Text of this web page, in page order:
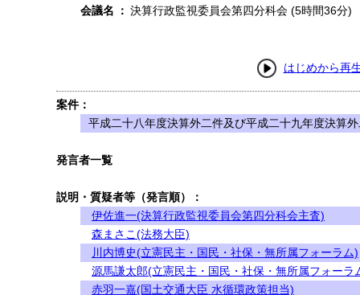
会議名
： 決算行政監視委員会第四分科会 (5時間36分)
はじめから再
案件：
平成二十八年度決算外二件及び平成二十九年度決算
発言者一覧
説明・質疑者等（発言順）：
伊佐進一(決算行政監視委員会第四分科会主査)
森まさこ(法務大臣)
川内博史(立憲民主・国民・社保・無所属フォーラム)
源馬謙太郎(立憲民主・国民・社保・無所属フォーラ
赤羽一嘉(国土交通大臣 水循環政策担当)